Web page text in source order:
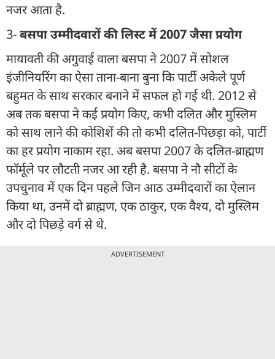
नजर आता है.
3-बसपा उम्मीदवारों की लिस्ट में 2007 जैसा प्रयोग
मायावती की अगुवाई वाला बसपा ने 2007 में सोशल
इंजीनियरिंग का ऐसा ताना-बाना बुना कि पार्टी अकेले पूर्ण
बहुमत के साथ सरकार बनाने में सफल हो गई थी. 2012 से
अब तक बसपा ने कई प्रयोग किए, कभी दलित और मुस्लिम
को साथ लाने की कोशिशें की तो कभी दलित-पिछड़ा को, पार्टी
का हर प्रयोग नाकाम रहा. अब बसपा 2007 के दलित-ब्राह्मण
फॉर्मूले पर लौटती नजर आ रही है. बसपा ने नौ सीटों के
उपचुनाव में एक दिन पहले जिन आठ उम्मीदवारों का ऐलान
किया था, उनमें दो ब्राह्मण, एक ठाकुर, एक वैश्य, दो मुस्लिम
और दो पिछड़े वर्ग से थे.
ADVERTISEMENT